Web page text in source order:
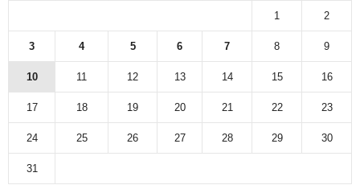
1 2
3 4 5 6 7 8 9
10 11 12 13 14 15 16
17 18 19 20 21 22 23
24 25 26 27 28 29 30
31